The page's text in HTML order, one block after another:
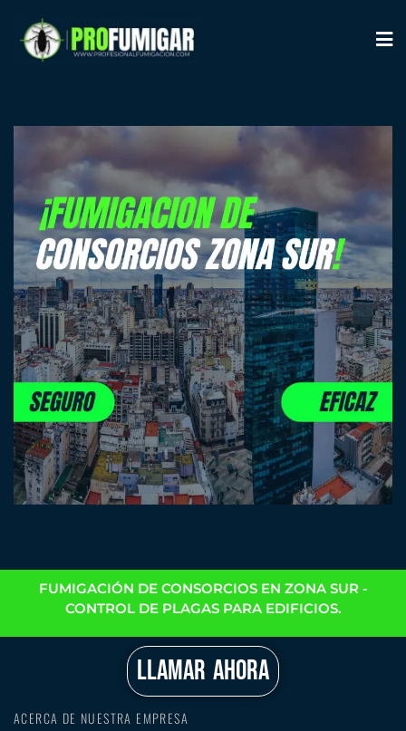
FUMIGACIÓN DE CONSORCIOS EN ZONA SUR -
CONTROL DE PLAGAS PARA EDIFICIOS.
LLAMAR AHORA
ACERCA DE NUESTRA EMPRESA